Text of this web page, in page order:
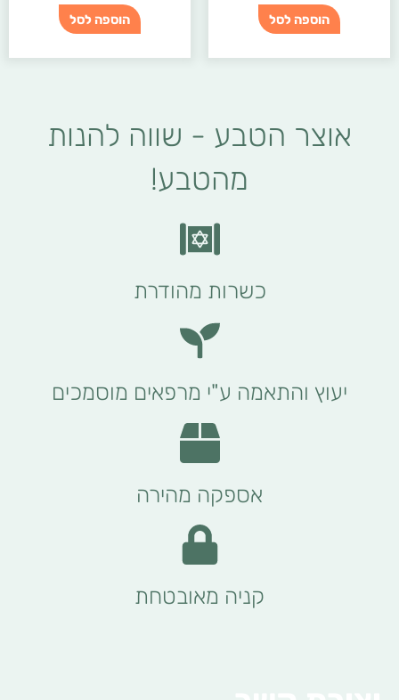
הוספה לסל הוספה לסל
אוצר הטבע - שווה להנות
מהטבע!
כשרות מהודרת
יעוץ והתאמה ע"י מרפאים מוסמכים
אספקה מהירה
קניה מאובטחת